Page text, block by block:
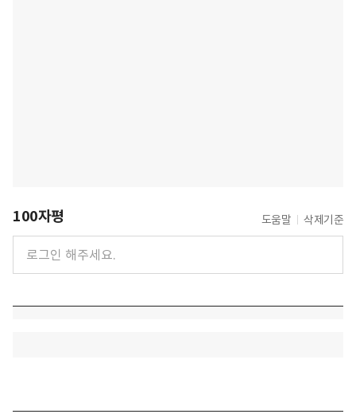
100자평 도움말 삭제기준